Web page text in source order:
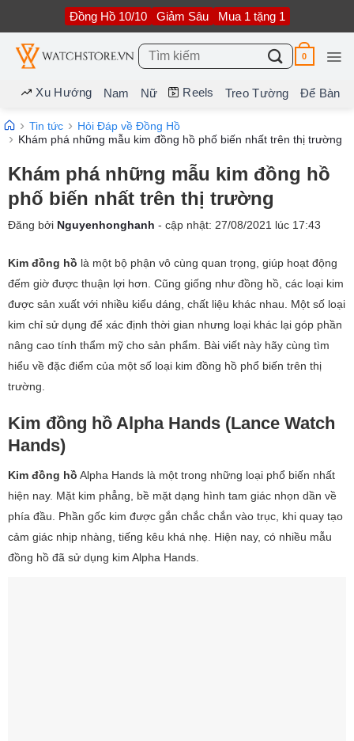
nội
dung
Đồng Hồ 10/10 Giảm Sâu Mua 1 tặng 1
Tìm
kiếm:
0
Xu Hướng Nam Nữ Reels Treo Tường Để Bàn
Tin tức
Hỏi Đáp về Đồng Hồ
Khám phá những mẫu kim đồng hồ phố biến nhất trên thị trường
Khám phá những mẫu kim đồng hồ
phố biến nhất trên thị trường
Đăng bởi Nguyenhonghanh - cập nhật: 27/08/2021 lúc 17:43
Kim đồng hồ là một bộ phận vô cùng quan trọng, giúp hoạt động
đếm giờ được thuận lợi hơn. Cũng giống như đồng hồ, các loại kim
được sản xuất với nhiều kiểu dáng, chất liệu khác nhau. Một số loại
kim chỉ sử dụng để xác định thời gian nhưng loại khác lại góp phần
nâng cao tính thẩm mỹ cho sản phẩm. Bài viết này hãy cùng tìm
hiểu về đặc điểm của một số loại kim đồng hồ phổ biến trên thị
trường.
Kim đồng hồ Alpha Hands (Lance Watch
Hands)
Kim đồng hồ Alpha Hands là một trong những loại phổ biến nhất
hiện nay. Mặt kim phẳng, bề mặt dạng hình tam giác nhọn dần về
phía đầu. Phần gốc kim được gắn chắc chắn vào trục, khi quay tạo
cảm giác nhịp nhàng, tiếng kêu khá nhẹ. Hiện nay, có nhiều mẫu
đồng hồ đã sử dụng kim Alpha Hands.